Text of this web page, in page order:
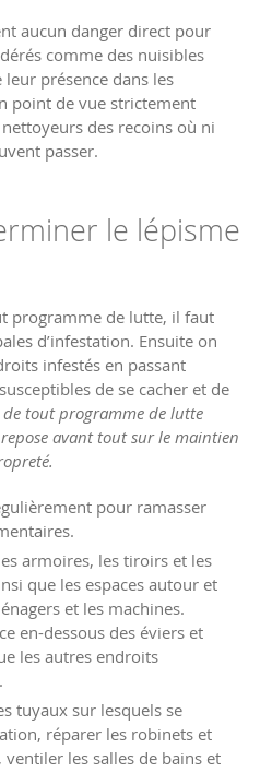
aucun danger direct pour
comme des nuisibles
présence dans les
point de vue strictement
des recoins où ni
passer.
le lépisme
programme de lutte, il faut
d’infestation. Ensuite on
infestés en passant
de se cacher et de
de tout programme de lutte
avant tout sur le maintien
pour ramasser
armoires, les tiroirs et les
que les espaces autour et
et les machines.
en-dessous des éviers et
les autres endroits
tuyaux sur lesquels se
réparer les robinets et
les salles de bains et